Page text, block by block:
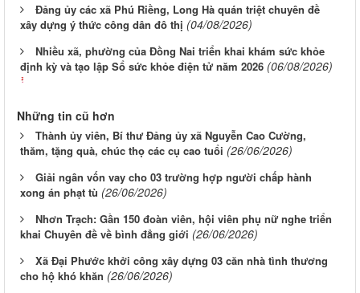
Đảng ủy các xã Phú Riềng, Long Hà quán triệt chuyên đề
xây dựng ý thức công dân đô thị (04/08/2026)
Nhiều xã, phường của Đồng Nai triển khai khám sức khỏe
định kỳ và tạo lập Sổ sức khỏe điện tử năm 2026 (06/08/2026)
Những tin cũ hơn
Thành ủy viên, Bí thư Đảng ủy xã Nguyễn Cao Cường,
thăm, tặng quà, chúc thọ các cụ cao tuổi (26/06/2026)
Giải ngân vốn vay cho 03 trường hợp người chấp hành
xong án phạt tù (26/06/2026)
Nhơn Trạch: Gần 150 đoàn viên, hội viên phụ nữ nghe triển
khai Chuyên đề về bình đẳng giới (26/06/2026)
Xã Đại Phước khởi công xây dựng 03 căn nhà tình thương
cho hộ khó khăn (26/06/2026)